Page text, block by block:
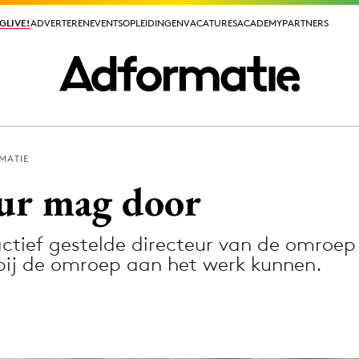
ADVERTERENEVENTSOPLEIDINGENVACATURESACADEMYPARTNERS
ADVERTERENEVENTSOPLEIDINGENVACATURESACADEMYPARTNERS
mag door
gestelde directeur van de
de omroep aan het werk kunnen.